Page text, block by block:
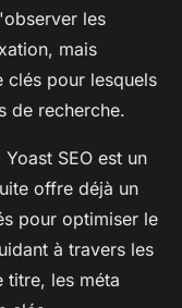
les
mais
clés pour lesquels
de recherche.
SEO est un
offre déjà un
pour optimiser le
à travers les
titre, les méta